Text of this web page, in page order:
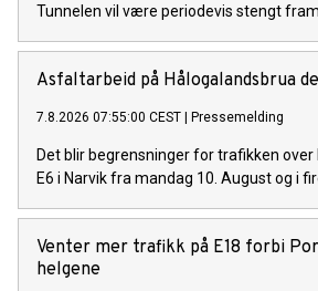
Tunnelen vil være periodevis stengt
Asfaltarbeid på Hålogalandsbrua
7.8.2026 07:55:00 CEST | Pressemelding
Det blir begrensninger for trafikken over
E6 i Narvik fra mandag 10. August og i
Venter mer trafikk på E18 forbi
helgene